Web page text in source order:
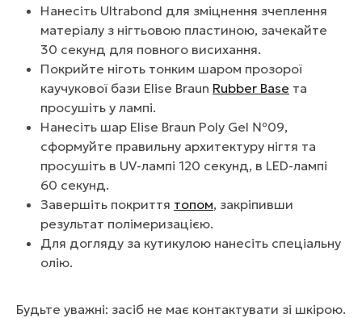
Нанесіть Ultrabond для зміцнення зчеплення
матеріалу з нігтьовою пластиною, зачекайте
30 секунд для повного висихання.
Покрийте ніготь тонким шаром прозорої
каучукової бази Elise Braun Rubber Base та
просушіть у лампі.
Нанесіть шар Elise Braun Poly Gel №09,
сформуйте правильну архитектуру нігтя та
просушіть в UV-лампі 120 секунд, в LED-лампі
60 секунд.
Завершіть покриття топом, закріпивши
результат полімеризацією.
Для догляду за кутикулою нанесіть спеціальну
олію.
Будьте уважні: засіб не має контактувати зі шкірою.